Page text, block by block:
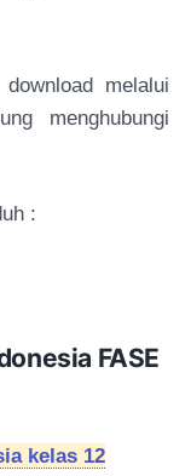
melalui
menghubungi
:
FASE
kelas 12